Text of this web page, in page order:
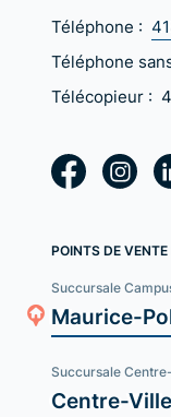
Téléphone :
Téléphone
Télécopieur :
POINTS DE
Succursale
Maurice-
Succursale
Centre-